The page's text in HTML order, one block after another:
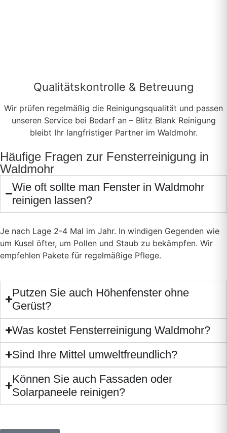
Qualitätskontrolle & Betreuung
Wir prüfen regelmäßig die Reinigungsqualität und passen
unseren Service bei Bedarf an – Blitz Blank Reinigung
bleibt Ihr langfristiger Partner im Waldmohr.
Häufige Fragen zur Fensterreinigung in
Waldmohr
Wie oft sollte man Fenster in Waldmohr
reinigen lassen?
Je nach Lage 2-4 Mal im Jahr. In windigen Gegenden wie
um Kusel öfter, um Pollen und Staub zu bekämpfen. Wir
empfehlen Pakete für regelmäßige Pflege.
Putzen Sie auch Höhenfenster ohne
Gerüst?
Was kostet Fensterreinigung Waldmohr?
Sind Ihre Mittel umweltfreundlich?
Können Sie auch Fassaden oder
Solarpaneele reinigen?